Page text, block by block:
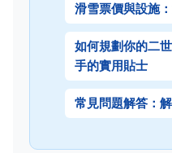
滑雪票價與設施
如何規劃你的二
手的實用貼士
常見問題解答：